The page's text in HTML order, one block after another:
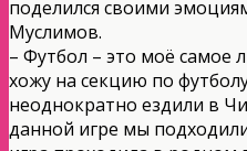
поделился своими
Муслимов.
– Футбол – это моё самое
хожу на секцию по
неоднократно ездили в
данной игре мы